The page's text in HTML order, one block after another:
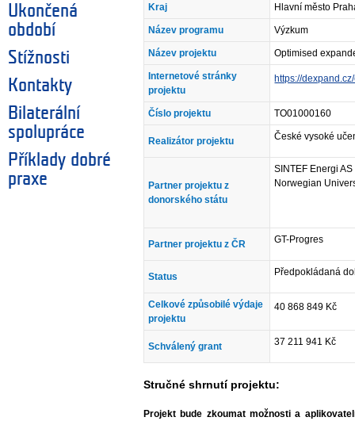
Ukončená
období
Stížnosti
Kontakty
Bilaterální
spolupráce
Příklady dobré
praxe
Kraj Hlavní město
Název programu Výzkum
Název projektu Optimised
Internetové stránky
projektu
https://
Číslo projektu TO01000160
Realizátor projektu České vysoké
Partner projektu z
donorského státu
SINTEF Energi AS
Norwegian
Partner projektu z ČR GT-Progres
Status Předpokládaná
Celkové způsobilé výdaje
projektu
40 868 849 Kč
Schválený grant 37 211 941 Kč
Stručné shrnutí projektu:
Projekt bude zkoumat možnosti a